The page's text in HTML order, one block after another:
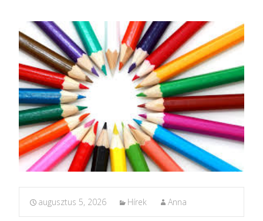
augusztus 5, 2026 Hírek Anna